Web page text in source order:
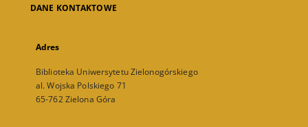
DANE KONTAKTOWE
Adres
Biblioteka Uniwersytetu Zielonogórskiego
al. Wojska Polskiego 71
65-762 Zielona Góra